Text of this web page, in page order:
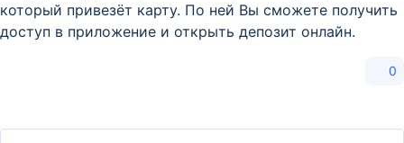
который привезёт карту. По ней Вы сможете получить
доступ в приложение и открыть депозит онлайн.
0